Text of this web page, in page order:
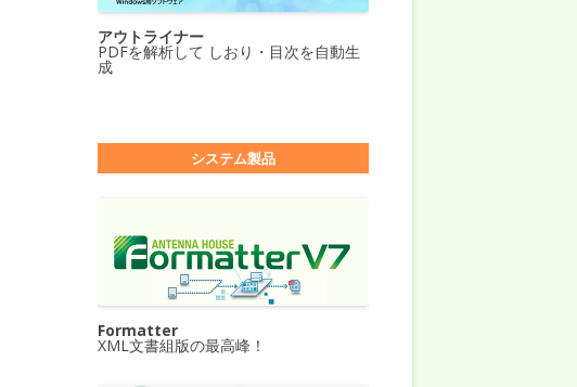
アウトライナー
PDFを解析して しおり・目次を自動生
成
システム製品
Formatter
XML文書組版の最高峰！